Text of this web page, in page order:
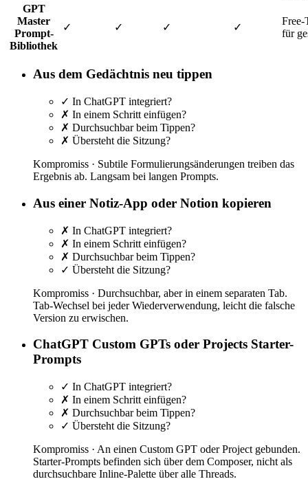
GPT
Master
Prompt-
Bibliothek
✓ ✓ ✓ ✓
für
Aus dem Gedächtnis neu tippen
✓ In ChatGPT integriert?
✗ In einem Schritt einfügen?
✗ Durchsuchbar beim Tippen?
✗ Übersteht die Sitzung?
Kompromiss · Subtile Formulierungsänderungen treiben das
Ergebnis ab. Langsam bei langen Prompts.
Aus einer Notiz-App oder Notion kopieren
✗ In ChatGPT integriert?
✗ In einem Schritt einfügen?
✗ Durchsuchbar beim Tippen?
✓ Übersteht die Sitzung?
Kompromiss · Durchsuchbar, aber in einem separaten Tab.
Tab-Wechsel bei jeder Wiederverwendung, leicht die falsche
Version zu erwischen.
ChatGPT Custom GPTs oder Projects Starter-
Prompts
✓ In ChatGPT integriert?
✗ In einem Schritt einfügen?
✗ Durchsuchbar beim Tippen?
✓ Übersteht die Sitzung?
Kompromiss · An einen Custom GPT oder Project gebunden.
Starter-Prompts befinden sich über dem Composer, nicht als
durchsuchbare Inline-Palette über alle Threads.